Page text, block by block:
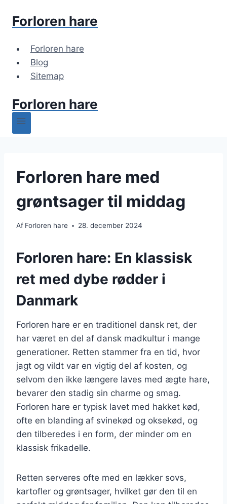
Forloren hare
Forloren hare
Blog
Sitemap
Forloren hare
Forloren hare med
grøntsager til middag
Af Forloren hare 28. december 2024
Forloren hare: En klassisk
ret med dybe rødder i
Danmark
Forloren hare er en traditionel dansk ret, der
har været en del af dansk madkultur i mange
generationer. Retten stammer fra en tid, hvor
jagt og vildt var en vigtig del af kosten, og
selvom den ikke længere laves med ægte hare,
bevarer den stadig sin charme og smag.
Forloren hare er typisk lavet med hakket kød,
ofte en blanding af svinekød og oksekød, og
den tilberedes i en form, der minder om en
klassisk frikadelle.
Retten serveres ofte med en lækker sovs,
kartofler og grøntsager, hvilket gør den til en